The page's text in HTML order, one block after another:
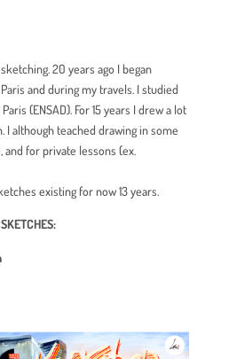
20 years ago I began
and during my travels. I studied
(ENSAD). For 15 years I drew a lot
I although teached drawing in some
and for private lessons (ex.
existing for now 13 years.